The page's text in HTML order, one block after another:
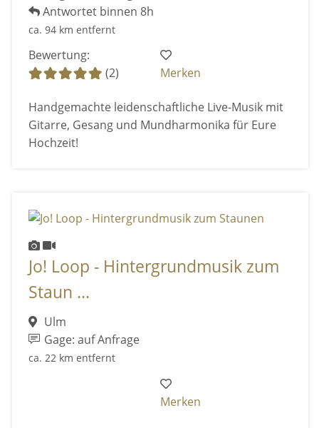
Antwortet binnen 8h
ca. 94 km entfernt
Bewertung:
(2)
Merken
Handgemachte leidenschaftliche Live-Musik mit
Gitarre, Gesang und Mundharmonika für Eure
Hochzeit!
Jo! Loop - Hintergrundmusik zum
Staun ...
Ulm
Gage: auf Anfrage
ca. 22 km entfernt
Merken